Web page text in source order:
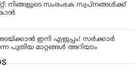
നിങ്ങളുടെ സംരംഭക സ്വപ്നങ്ങൾക്ക്
ഇനി എളുപ്പം! സർക്കാർ
പുതിയ മാറ്റങ്ങൾ അറിയാം